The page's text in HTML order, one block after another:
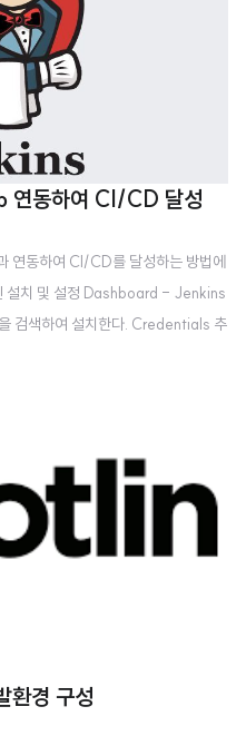
vim /usr/lib/syste..
동하여 CI/CD 달성
연동하여 CI/CD를 달성하는 방법에
설치 및 설정 Dashboard - Jenkins
검색하여 설치한다. Credentials 추
다. (토..
환경 구성